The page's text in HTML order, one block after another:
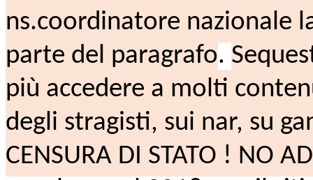
ns.coordinatore nazionale
parte del paragrafo.
più accedere a molti
degli stragisti, sui nar, su
CENSURA DI STATO ! NO